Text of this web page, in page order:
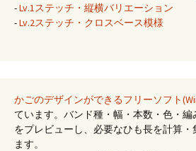
-Lv.1ステッチ・縦横バリエーション
-Lv.2ステッチ・クロスベース模様
かごのデザインができるフリーソフト
ています。バンド種・幅・本数・色・
をプレビューし、必要なひも長を計算
ます。